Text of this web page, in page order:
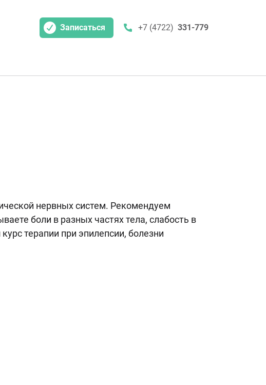
Записаться +7 (4722) 331-779
нервных систем. Рекомендуем
боли в разных частях тела, слабость в
терапии при эпилепсии, болезни